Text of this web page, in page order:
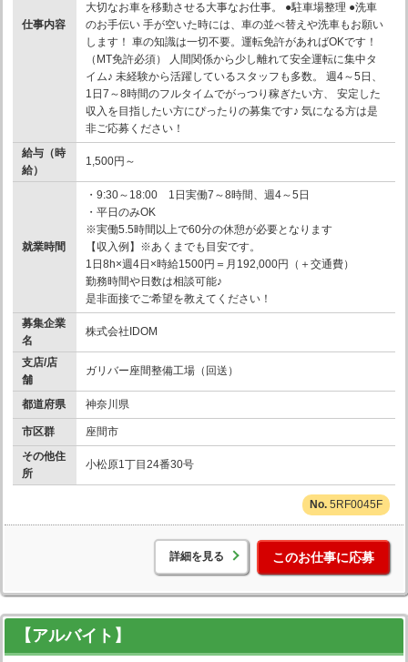
仕事内容
大切なお車を移動させる大事なお仕事。 ●駐車場整理 ●洗車
のお手伝い 手が空いた時には、車の並べ替えや洗車もお願い
します！ 車の知識は一切不要。運転免許があればOKです！
（MT免許必須） 人間関係から少し離れて安全運転に集中タ
イム♪ 未経験から活躍しているスタッフも多数。 週4～5日、
1日7～8時間のフルタイムでがっつり稼ぎたい方、 安定した
収入を目指したい方にぴったりの募集です♪ 気になる方は是
非ご応募ください！
給与（時
給）
1,500円～
就業時間
・9:30～18:00 1日実働7～8時間、週4～5日
・平日のみOK
※実働5.5時間以上で60分の休憩が必要となります
【収入例】※あくまでも目安です。
1日8h×週4日×時給1500円＝月192,000円（＋交通費）
勤務時間や日数は相談可能♪
是非面接でご希望を教えてください！
募集企業
名
株式会社IDOM
支店/店
舗
ガリバー座間整備工場（回送）
都道府県 神奈川県
市区群
座間市
その他住
所
小松原1丁目24番30号
5RF0045F
詳細を見る このお仕事に応募
【アルバイト】